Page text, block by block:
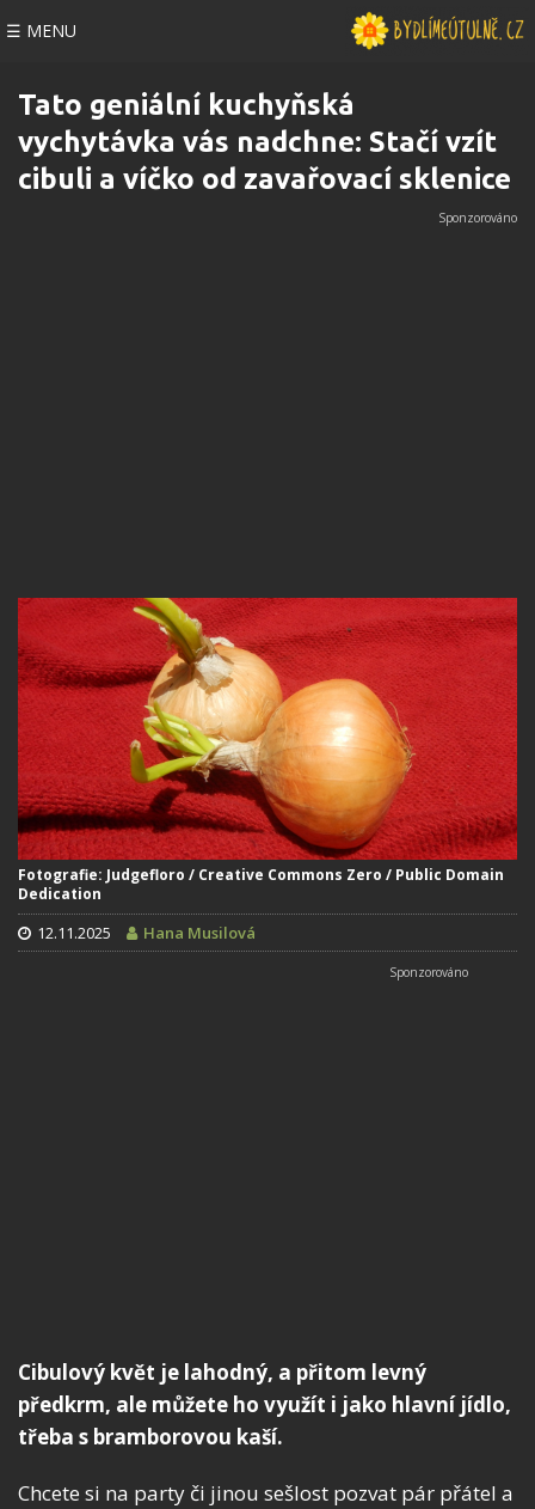
☰ MENU
Tato geniální kuchyňská
vychytávka vás nadchne: Stačí vzít
cibuli a víčko od zavařovací sklenice
Fotografie: Judgefloro / Creative Commons Zero / Public Domain
Dedication
12.11.2025 Hana Musilová
Cibulový květ je lahodný, a přitom levný
předkrm, ale můžete ho využít i jako hlavní jídlo,
třeba s bramborovou kaší.
Chcete si na party či jinou sešlost pozvat pár přátel a